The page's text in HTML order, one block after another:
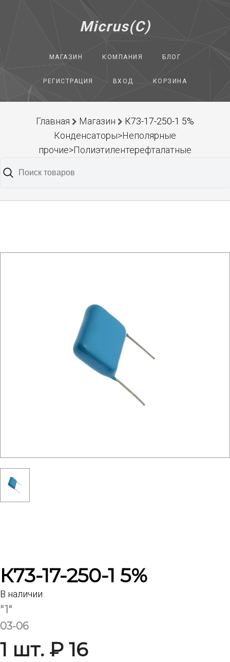
Micrus(C)
МАГАЗИН КОМПАНИЯ БЛОГ
РЕГИСТРАЦИЯ ВХОД КОРЗИНА
Главная Магазин
К73-17-250-1 5%
Конденсаторы>Неполярные
прочие>Полиэтилентерефталатные
К73-17-250-1 5%
В наличии
"1"
03-06
1 шт. ₽ 16